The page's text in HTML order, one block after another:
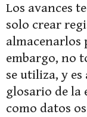
Los avances
solo crear
almacenarlos
embargo, no
se utiliza, y
glosario de la
como datos